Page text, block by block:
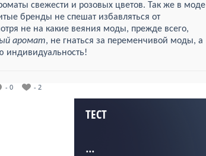
свежести и розовых цветов. Так же в моде
бренды не спешат избавляться от
не на какие веяния моды, прежде всего,
аромат, не гнаться за переменчивой моды, а
индивидуальность!
- 0 - 2
ТЕСТ
...